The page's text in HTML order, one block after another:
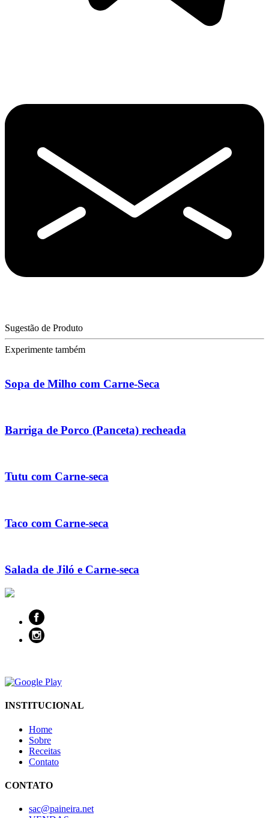
Sugestão de Produto
Experimente também
Sopa de Milho com Carne-Seca
Barriga de Porco (Panceta) recheada
Tutu com Carne-seca
Taco com Carne-seca
Salada de Jiló e Carne-seca
INSTITUCIONAL
Home
Sobre
Receitas
Contato
CONTATO
sac@paineira.net